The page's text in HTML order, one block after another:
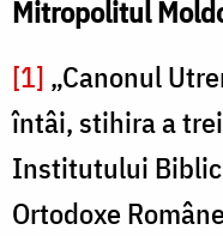
Mitropolitul
[1] „Canonul
întâi, stihira a
Institutului
Ortodoxe